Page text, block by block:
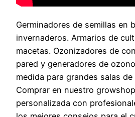
Germinadores de semillas en
invernaderos. Armarios de
macetas. Ozonizadores de
pared y generadores de
medida para grandes salas
Comprar en nuestro
personalizada con